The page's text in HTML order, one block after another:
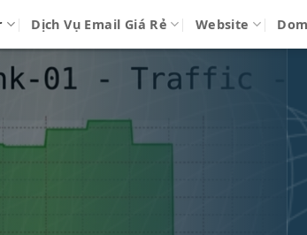
Dịch Vụ Email Giá Rẻ Website